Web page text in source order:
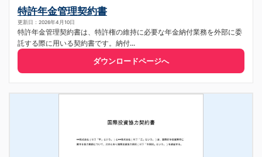
特許年金管理契約書
更新日：2026年4月10日
特許年金管理契約書は、特許権の維持に必要な年金納付業務を外部に委
託する際に用いる契約書です。納付...
ダウンロードページへ